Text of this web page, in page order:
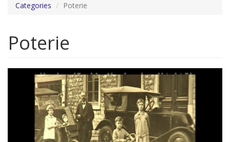
Categories Poterie
Poterie